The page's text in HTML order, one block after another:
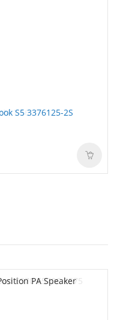
S5 3376125-2S